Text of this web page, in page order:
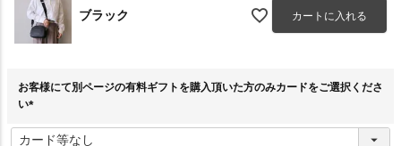
ブラック カートに入れる
お客様にて別ページの有料ギフトを購入頂いた方のみカードをご選択くださ
い
必